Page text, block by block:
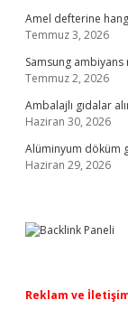
Amel defterine
Temmuz 3, 2026
Samsung
Temmuz 2, 2026
Ambalajlı gıdalar
Haziran 30, 2026
Alüminyum döküm
Haziran 29, 2026
Reklam ve